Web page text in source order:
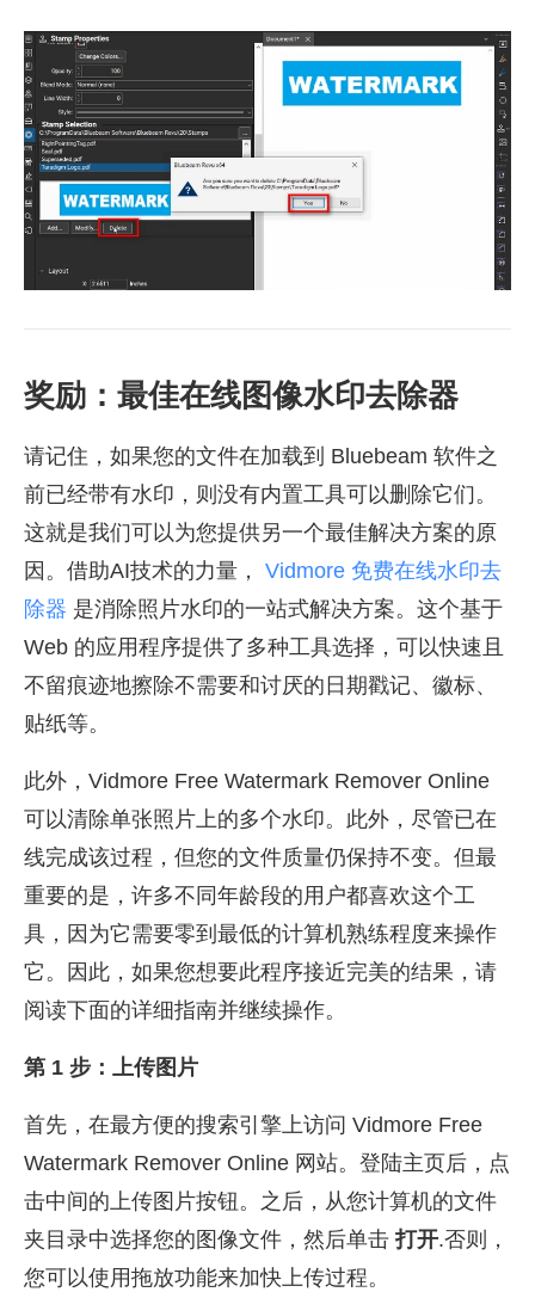
奖励：最佳在线图像水印去除器
请记住，如果您的文件在加载到 Bluebeam 软件之
前已经带有水印，则没有内置工具可以删除它们。
这就是我们可以为您提供另一个最佳解决方案的原
因。借助AI技术的力量， Vidmore 免费在线水印去
除器 是消除照片水印的一站式解决方案。这个基于
Web 的应用程序提供了多种工具选择，可以快速且
不留痕迹地擦除不需要和讨厌的日期戳记、徽标、
贴纸等。
此外，Vidmore Free Watermark Remover Online
可以清除单张照片上的多个水印。此外，尽管已在
线完成该过程，但您的文件质量仍保持不变。但最
重要的是，许多不同年龄段的用户都喜欢这个工
具，因为它需要零到最低的计算机熟练程度来操作
它。因此，如果您想要此程序接近完美的结果，请
阅读下面的详细指南并继续操作。
第 1 步：上传图片
首先，在最方便的搜索引擎上访问 Vidmore Free
Watermark Remover Online 网站。登陆主页后，点
击中间的上传图片按钮。之后，从您计算机的文件
夹目录中选择您的图像文件，然后单击打开.否则，
您可以使用拖放功能来加快上传过程。